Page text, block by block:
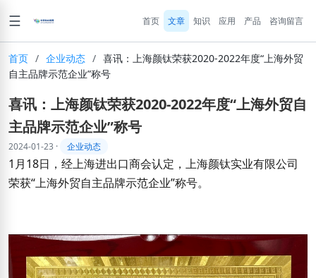
☰ 首页 文章 知识 应用 产品 咨询留言
首页 / 企业动态 / 喜讯：上海颜钛荣获2020-2022年度“上海外贸
自主品牌示范企业”称号
喜讯：上海颜钛荣获2020-2022年度“上海外贸自
主品牌示范企业”称号
2024-01-23 · 企业动态
1月18日，经上海进出口商会认定，上海颜钛实业有限公司
荣获“上海外贸自主品牌示范企业”称号。